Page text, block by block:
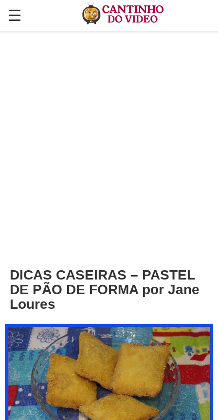
☰
✕
DICAS CASEIRAS – PASTEL
DE PÃO DE FORMA por Jane
Loures